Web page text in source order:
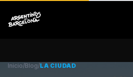
Inicio/Blog/LA CIUDAD